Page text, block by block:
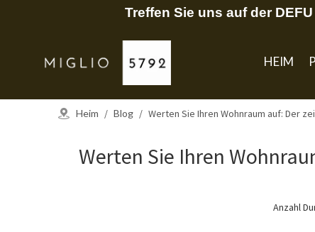
Treffen Sie uns auf der
HEIM
Heim / Blog / Werten Sie Ihren Wohnraum auf: Der
Werten Sie Ihren
Anzahl